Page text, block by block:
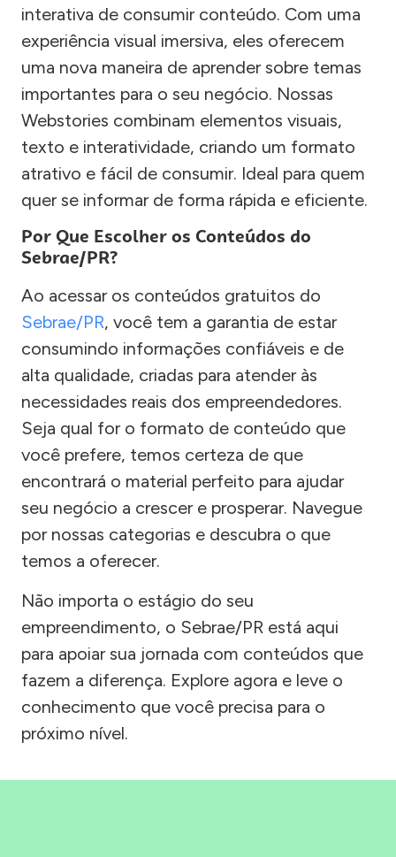
interativa de consumir conteúdo. Com uma
experiência visual imersiva, eles oferecem
uma nova maneira de aprender sobre temas
importantes para o seu negócio. Nossas
Webstories combinam elementos visuais,
texto e interatividade, criando um formato
atrativo e fácil de consumir. Ideal para quem
quer se informar de forma rápida e eficiente.
Por Que Escolher os Conteúdos do
Sebrae/PR?
Ao acessar os conteúdos gratuitos do
Sebrae/PR, você tem a garantia de estar
consumindo informações confiáveis e de
alta qualidade, criadas para atender às
necessidades reais dos empreendedores.
Seja qual for o formato de conteúdo que
você prefere, temos certeza de que
encontrará o material perfeito para ajudar
seu negócio a crescer e prosperar. Navegue
por nossas categorias e descubra o que
temos a oferecer.
Não importa o estágio do seu
empreendimento, o Sebrae/PR está aqui
para apoiar sua jornada com conteúdos que
fazem a diferença. Explore agora e leve o
conhecimento que você precisa para o
próximo nível.